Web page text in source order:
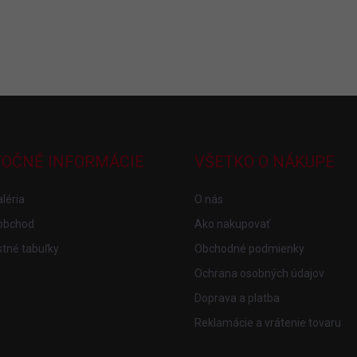
INFORMÁCIE
tabuľky
VŠETKO O NÁKUPE
O nás
Ako nakupovať
Obchodné podmienky
Ochrana osobných údajov
Doprava a platba
Reklamácie a vrátenie tovaru